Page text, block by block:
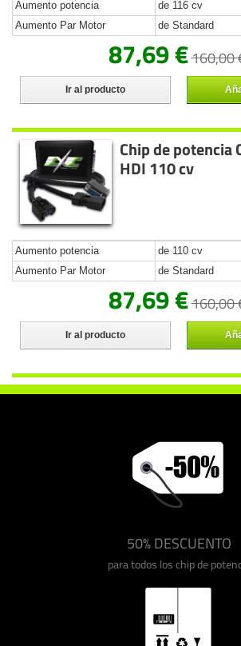
Aumento potencia de 116 cv
Aumento Par Motor
de Standard
87,69 €160,00
Ir al producto
Chip de potencia
HDI 110 cv
Aumento potencia de 110 cv
Aumento Par Motor
de Standard
87,69 €160,00
Ir al producto
50% DESCUENTO
para todos los chip de